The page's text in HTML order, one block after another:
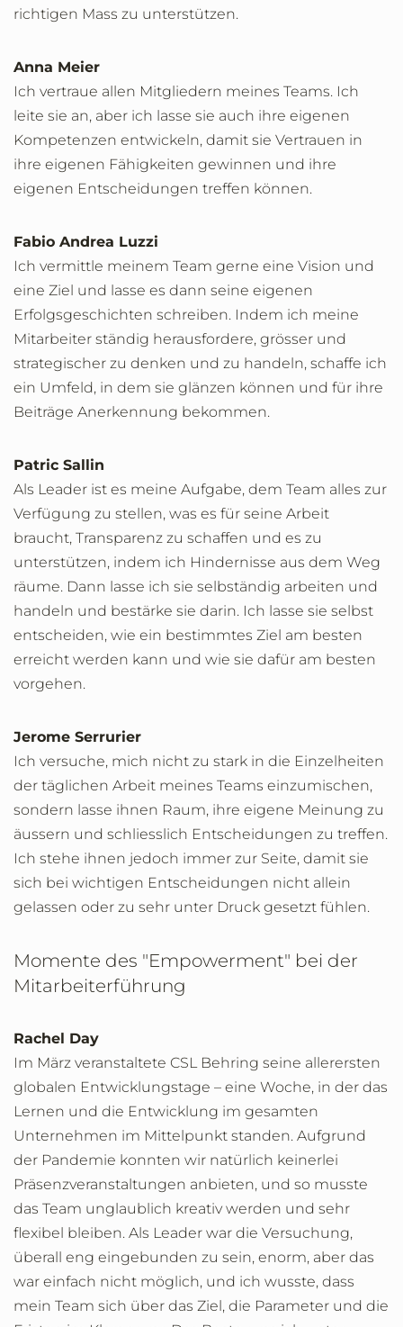
richtigen Mass zu unterstützen.
Anna Meier
Ich vertraue allen Mitgliedern meines Teams. Ich
leite sie an, aber ich lasse sie auch ihre eigenen
Kompetenzen entwickeln, damit sie Vertrauen in
ihre eigenen Fähigkeiten gewinnen und ihre
eigenen Entscheidungen treffen können.
Fabio Andrea Luzzi
Ich vermittle meinem Team gerne eine Vision und
eine Ziel und lasse es dann seine eigenen
Erfolgsgeschichten schreiben. Indem ich meine
Mitarbeiter ständig herausfordere, grösser und
strategischer zu denken und zu handeln, schaffe ich
ein Umfeld, in dem sie glänzen können und für ihre
Beiträge Anerkennung bekommen.
Patric Sallin
Als Leader ist es meine Aufgabe, dem Team alles zur
Verfügung zu stellen, was es für seine Arbeit
braucht, Transparenz zu schaffen und es zu
unterstützen, indem ich Hindernisse aus dem Weg
räume. Dann lasse ich sie selbständig arbeiten und
handeln und bestärke sie darin. Ich lasse sie selbst
entscheiden, wie ein bestimmtes Ziel am besten
erreicht werden kann und wie sie dafür am besten
vorgehen.
Jerome Serrurier
Ich versuche, mich nicht zu stark in die Einzelheiten
der täglichen Arbeit meines Teams einzumischen,
sondern lasse ihnen Raum, ihre eigene Meinung zu
äussern und schliesslich Entscheidungen zu treffen.
Ich stehe ihnen jedoch immer zur Seite, damit sie
sich bei wichtigen Entscheidungen nicht allein
gelassen oder zu sehr unter Druck gesetzt fühlen.
Momente des "Empowerment" bei der
Mitarbeiterführung
Rachel Day
Im März veranstaltete CSL Behring seine allerersten
globalen Entwicklungstage – eine Woche, in der das
Lernen und die Entwicklung im gesamten
Unternehmen im Mittelpunkt standen. Aufgrund
der Pandemie konnten wir natürlich keinerlei
Präsenzveranstaltungen anbieten, und so musste
das Team unglaublich kreativ werden und sehr
flexibel bleiben. Als Leader war die Versuchung,
überall eng eingebunden zu sein, enorm, aber das
war einfach nicht möglich, und ich wusste, dass
mein Team sich über das Ziel, die Parameter und die